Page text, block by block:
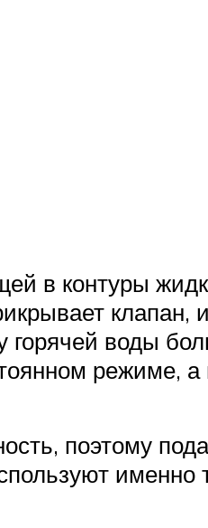
в контуры
горячей воды
режиме,
поэтому